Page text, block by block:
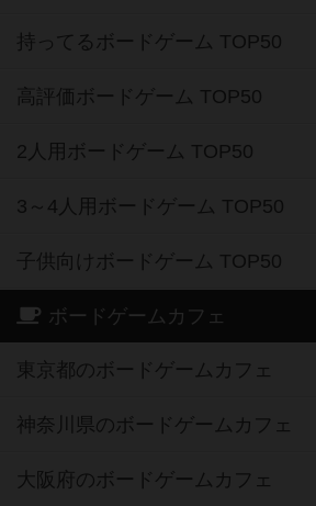
持ってるボードゲーム TOP50
高評価ボードゲーム TOP50
2人用ボードゲーム TOP50
3～4人用ボードゲーム TOP50
子供向けボードゲーム TOP50
ボードゲームカフェ
東京都のボードゲームカフェ
神奈川県のボードゲームカフェ
大阪府のボードゲームカフェ